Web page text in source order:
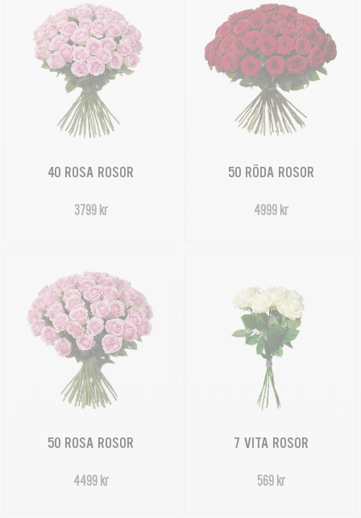
40 ROSA ROSOR
3799 kr
50 RÖDA ROSOR
4999 kr
50 ROSA ROSOR
4499 kr
7 VITA ROSOR
569 kr